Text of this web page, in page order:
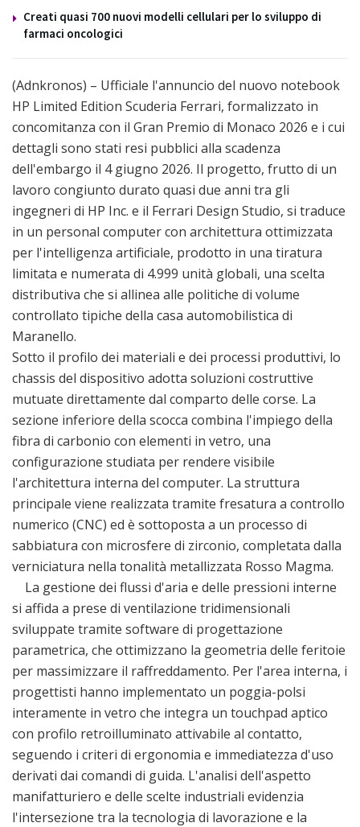
Creati quasi 700 nuovi modelli cellulari per lo sviluppo di
farmaci oncologici
(Adnkronos) – Ufficiale l'annuncio del nuovo notebook
HP Limited Edition Scuderia Ferrari, formalizzato in
concomitanza con il Gran Premio di Monaco 2026 e i cui
dettagli sono stati resi pubblici alla scadenza
dell'embargo il 4 giugno 2026. Il progetto, frutto di un
lavoro congiunto durato quasi due anni tra gli
ingegneri di HP Inc. e il Ferrari Design Studio, si traduce
in un personal computer con architettura ottimizzata
per l'intelligenza artificiale, prodotto in una tiratura
limitata e numerata di 4.999 unità globali, una scelta
distributiva che si allinea alle politiche di volume
controllato tipiche della casa automobilistica di
Maranello.
Sotto il profilo dei materiali e dei processi produttivi, lo
chassis del dispositivo adotta soluzioni costruttive
mutuate direttamente dal comparto delle corse. La
sezione inferiore della scocca combina l'impiego della
fibra di carbonio con elementi in vetro, una
configurazione studiata per rendere visibile
l'architettura interna del computer. La struttura
principale viene realizzata tramite fresatura a controllo
numerico (CNC) ed è sottoposta a un processo di
sabbiatura con microsfere di zirconio, completata dalla
verniciatura nella tonalità metallizzata Rosso Magma.
La gestione dei flussi d'aria e delle pressioni interne
si affida a prese di ventilazione tridimensionali
sviluppate tramite software di progettazione
parametrica, che ottimizzano la geometria delle feritoie
per massimizzare il raffreddamento. Per l'area interna, i
progettisti hanno implementato un poggia-polsi
interamente in vetro che integra un touchpad aptico
con profilo retroilluminato attivabile al contatto,
seguendo i criteri di ergonomia e immediatezza d'uso
derivati dai comandi di guida. L'analisi dell'aspetto
manifatturiero e delle scelte industriali evidenzia
l'intersezione tra la tecnologia di lavorazione e la